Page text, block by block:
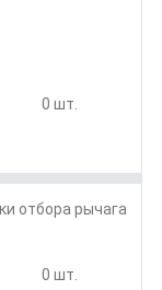
0 шт.
отбора рычага
0 шт.